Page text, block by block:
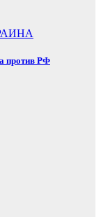
против РФ